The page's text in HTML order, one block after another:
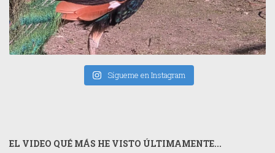
Sígueme en Instagram
EL VIDEO QUÉ MÁS HE VISTO ÚLTIMAMENTE...